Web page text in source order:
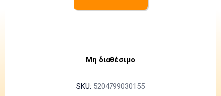
Μη διαθέσιμο
SKU: 5204799030155